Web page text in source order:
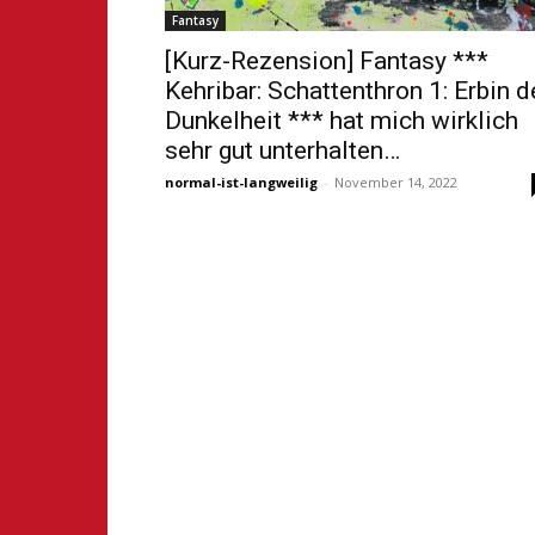
Fantasy
[Kurz-Rezension] Fantasy ***
Kehribar: Schattenthron 1: Erbin
Dunkelheit *** hat mich wirklich
sehr gut unterhalten…
normal-ist-langweilig - November 14, 2022